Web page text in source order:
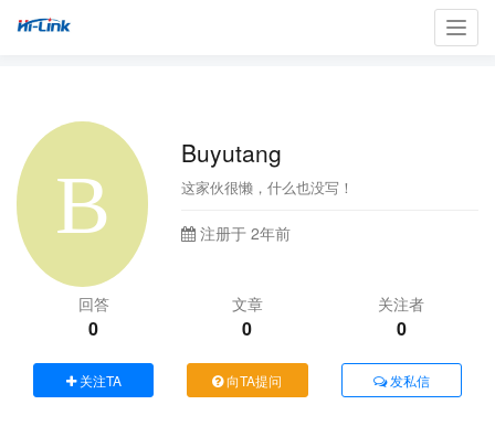
Buyutang
这家伙很懒，什么也没写！
注册于 2年前
回答
0
文章
0
关注者
0
关注TA 向TA提问 发私信